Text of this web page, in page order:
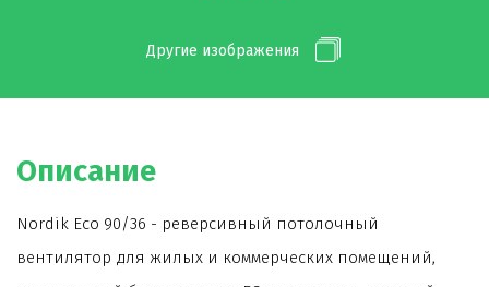
Другие изображения
Описание
Nordik Eco 90/36 - реверсивный потолочный
вентилятор для жилых и коммерческих помещений,